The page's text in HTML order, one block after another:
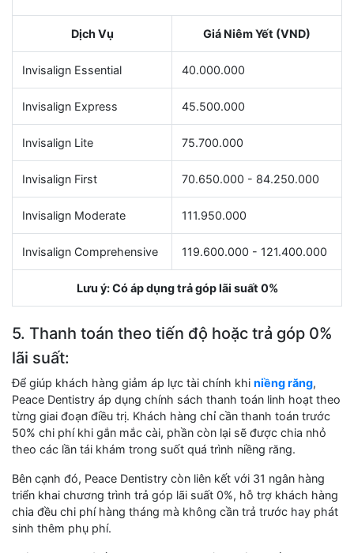
Dịch Vụ Giá Niêm Yết (VND)
Invisalign Essential 40.000.000
Invisalign Express 45.500.000
Invisalign Lite 75.700.000
Invisalign First 70.650.000 - 84.250.000
Invisalign Moderate 111.950.000
Invisalign Comprehensive 119.600.000 - 121.400.000
Lưu ý: Có áp dụng trả góp lãi suất 0%
5. Thanh toán theo tiến độ hoặc trả góp 0%
lãi suất:
Để giúp khách hàng giảm áp lực tài chính khi niềng răng,
Peace Dentistry áp dụng chính sách thanh toán linh hoạt theo
từng giai đoạn điều trị. Khách hàng chỉ cần thanh toán trước
50% chi phí khi gắn mắc cài, phần còn lại sẽ được chia nhỏ
theo các lần tái khám trong suốt quá trình niềng răng.
Bên cạnh đó, Peace Dentistry còn liên kết với 31 ngân hàng
triển khai chương trình trả góp lãi suất 0%, hỗ trợ khách hàng
chia đều chi phí hàng tháng mà không cần trả trước hay phát
sinh thêm phụ phí.